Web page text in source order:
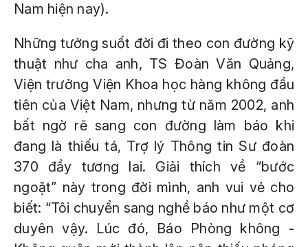
Nam hiện nay).
Những tưởng suốt đời đi theo con đường kỹ
thuật như cha anh, TS Đoàn Văn Quảng,
Viện trưởng Viện Khoa học hàng không đầu
tiên của Việt Nam, nhưng từ năm 2002, anh
bất ngờ rẽ sang con đường làm báo khi
đang là thiếu tá, Trợ lý Thông tin Sư đoàn
370 đầy tương lai. Giải thích về “bước
ngoặt” này trong đời mình, anh vui vẻ cho
biết: “Tôi chuyển sang nghề báo như một cơ
duyên vậy. Lúc đó, Báo Phòng không -